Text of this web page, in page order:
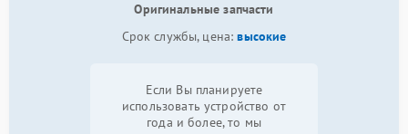
Оригинальные запчасти
Срок службы, цена:высокие
Если Вы планируете
использовать устройство от
года и более, то мы